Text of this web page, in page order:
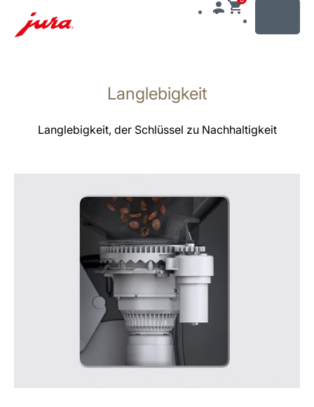
Langlebigkeit
Langlebigkeit, der Schlüssel zu Nachhaltigkeit